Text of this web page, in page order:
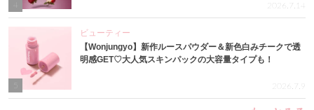
4 2026.7.14
ビューティー
【Wonjungyo】新作ルースパウダー＆新色白みチークで透
明感GET♡大人気スキンパックの大容量タイプも！
2026.7.9